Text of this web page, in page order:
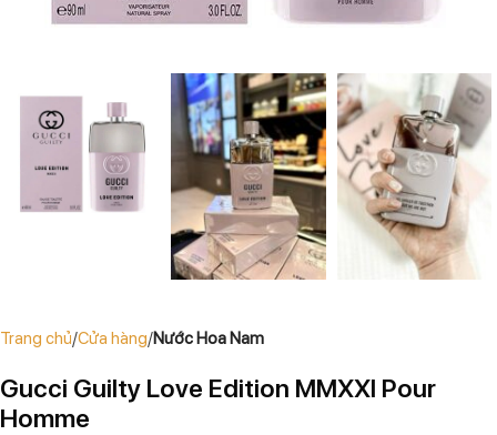
Trang chủ Cửa hàng Nước Hoa Nam
Gucci Guilty Love Edition MMXXI Pour
Homme